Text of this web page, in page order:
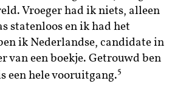
Vroeger had ik niets, alleen
statenloos en ik had het
ik Nederlandse, candidate in
van een boekje. Getrouwd ben
een hele vooruitgang.5